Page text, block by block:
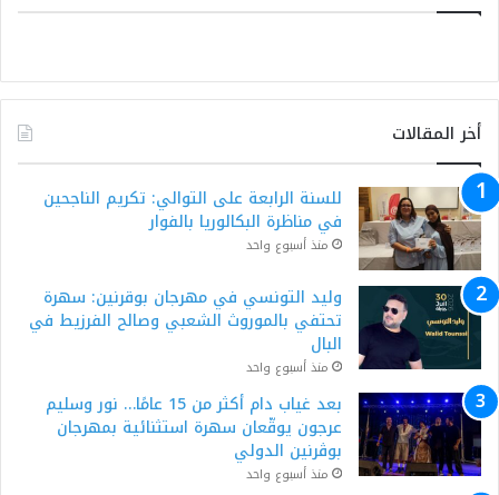
أخر المقالات
للسنة الرابعة على التوالي: تكريم الناجحين
في مناظرة البكالوريا بالفوار
منذ أسبوع واحد
وليد التونسي في مهرجان بوقرنين: سهرة
تحتفي بالموروث الشعبي وصالح الفرزيط في
البال
منذ أسبوع واحد
بعد غياب دام أكثر من 15 عامًا… نور وسليم
عرجون يوقّعان سهرة استثنائية بمهرجان
بوڨرنين الدولي
منذ أسبوع واحد